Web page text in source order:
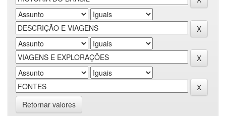
Retornar valores